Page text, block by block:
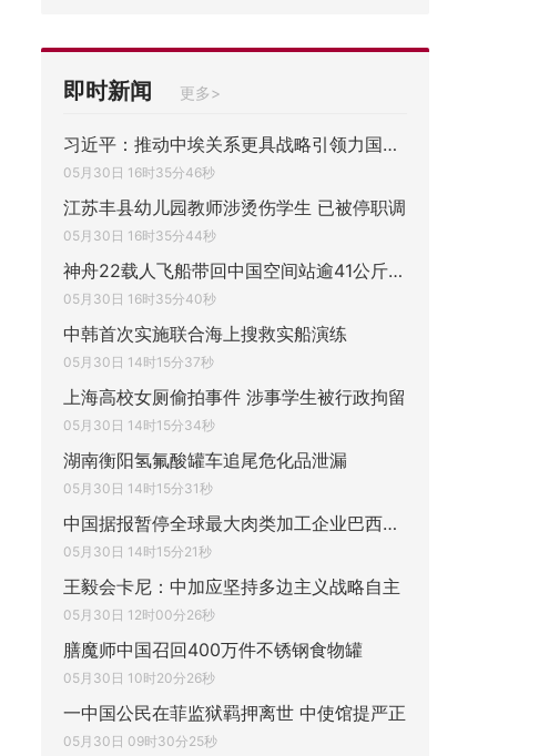
即时新闻 更多>
习近平：推动中埃关系更具战略引领力国际影
05月30日 16时35分46秒
江苏丰县幼儿园教师涉烫伤学生 已被停职调
05月30日 16时35分44秒
神舟22载人飞船带回中国空间站逾41公斤实验
05月30日 16时35分40秒
中韩首次实施联合海上搜救实船演练
05月30日 14时15分37秒
上海高校女厕偷拍事件 涉事学生被行政拘留
05月30日 14时15分34秒
湖南衡阳氢氟酸罐车追尾危化品泄漏
05月30日 14时15分31秒
中国据报暂停全球最大肉类加工企业巴西JBS
05月30日 14时15分21秒
王毅会卡尼：中加应坚持多边主义战略自主
05月30日 12时00分26秒
膳魔师中国召回400万件不锈钢食物罐
05月30日 10时20分26秒
一中国公民在菲监狱羁押离世 中使馆提严正
05月30日 09时30分25秒